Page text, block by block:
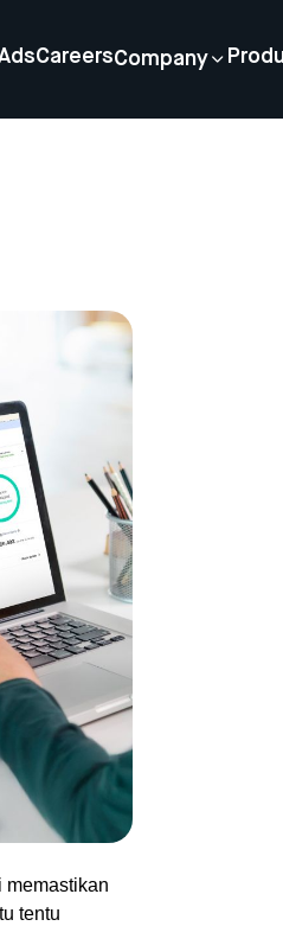
CareersCompany
memastikan
tentu